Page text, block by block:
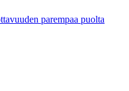
parempaa puolta